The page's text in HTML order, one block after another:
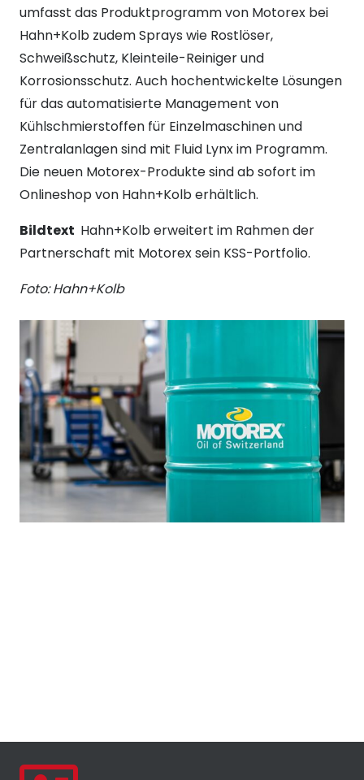
umfasst das Produktprogramm von Motorex bei
Hahn+Kolb zudem Sprays wie Rostlöser,
Schweißschutz, Kleinteile-Reiniger und
Korrosionsschutz. Auch hochentwickelte Lösungen
für das automatisierte Management von
Kühlschmierstoffen für Einzelmaschinen und
Zentralanlagen sind mit Fluid Lynx im Programm.
Die neuen Motorex-Produkte sind ab sofort im
Onlineshop von Hahn+Kolb erhältlich.
Bildtext Hahn+Kolb erweitert im Rahmen der
Partnerschaft mit Motorex sein KSS-Portfolio.
Foto: Hahn+Kolb